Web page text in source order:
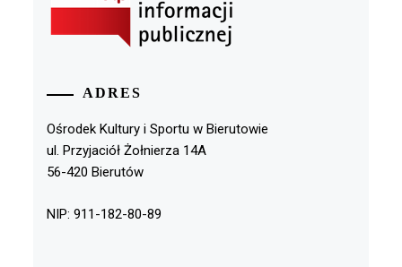
ADRES
Ośrodek Kultury i Sportu w Bierutowie
ul. Przyjaciół Żołnierza 14A
56-420 Bierutów
NIP: 911-182-80-89